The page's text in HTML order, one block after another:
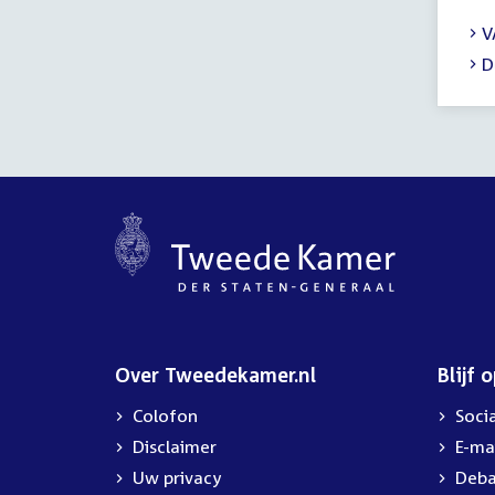
Over Tweedekamer.nl
Colofon
Disclaimer
Uw privacy
Blijf
E-